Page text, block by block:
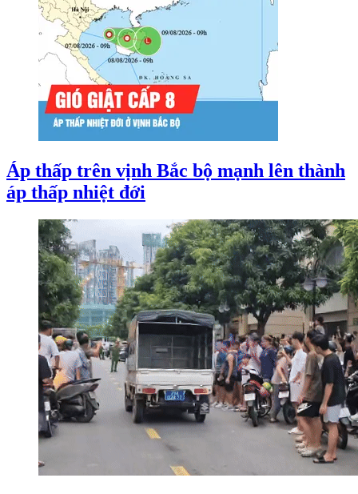
Áp thấp trên vịnh Bắc bộ mạnh lên thành
áp thấp nhiệt đới